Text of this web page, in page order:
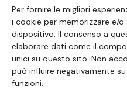
Per fornire le migliori
i cookie per memorizzare e/
dispositivo. Il consenso a
elaborare dati come il
unici su questo sito. Non
può influire negativamente
funzioni.